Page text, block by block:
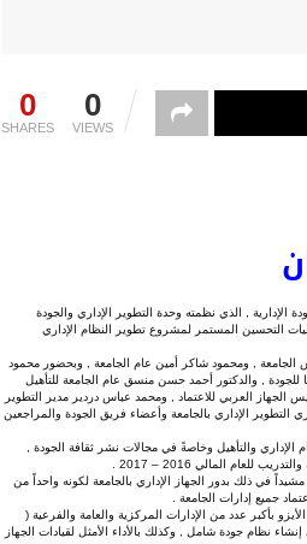
0
SHARES 0
VIEWS
الإدارية , الذي نظمته وحدة التطوير الإداري والجودة
التحسين المستمر لمشروع تطوير النظام الإداري
, ومحمود شاكر أمين عام الجامعة , وبحضور محمود
للجودة , والدكتور أحمد حسن منسق عام الجامعة للتأهيل
الجهاز العربي للاعتماد , ومحمد عباس دردير مدير التطوير
الإداري بالجامعة وأعضاء فريق الجودة والمراجعين
والتأهيل وخاصةً في مجالات نشر ثقافة الجودة ,
المالي 2016 – 2017 .
أثني الدكتور أحمد حسن علي ما تمّ إنجازه في عملية التطوير الإداري والتأهيل للاعتماد والحصول علي شهادة الأيزو 9001 , مشيداً في ذلك بدور الجهاز الإداري بالجامعة لكونه واحداً من
جميع إدارات الجامعة .
بأكبر عدد من الإدارات المركزية والعامة والفرعية (
والحرص علي إنشاء نظام جودة شامل , وكذلك بالأداء الأمثل لقيادات الجهاز